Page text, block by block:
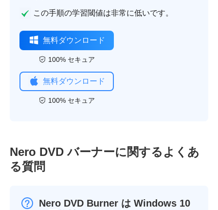
この手順の学習閾値は非常に低いです。
無料ダウンロード
100% セキュア
無料ダウンロード
100% セキュア
Nero DVD バーナーに関するよくあ
る質問
Nero DVD Burner は Windows 10